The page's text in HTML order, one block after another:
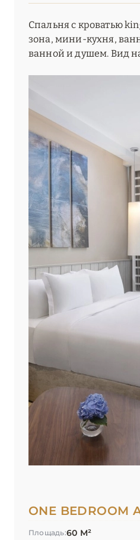
Спальня с кроватью
зона, мини-кухня,
ванной и душем. Вид
ONE BEDROOM
Площадь:60 М²